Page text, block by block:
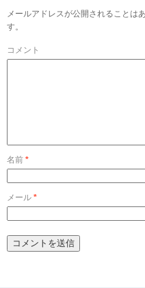
メールアドレスが公開されることは
す。
コメント
名前 *
メール *